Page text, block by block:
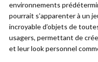
environnements
pourrait s’apparenter à un
incroyable d’objets de
usagers, permettant de
et leur look personnel